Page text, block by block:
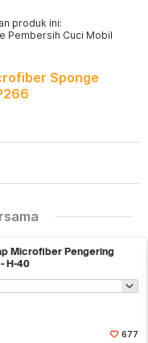
produk ini:
Pembersih Cuci Mobil
Sponge
Microfiber Pengering
H-40
677